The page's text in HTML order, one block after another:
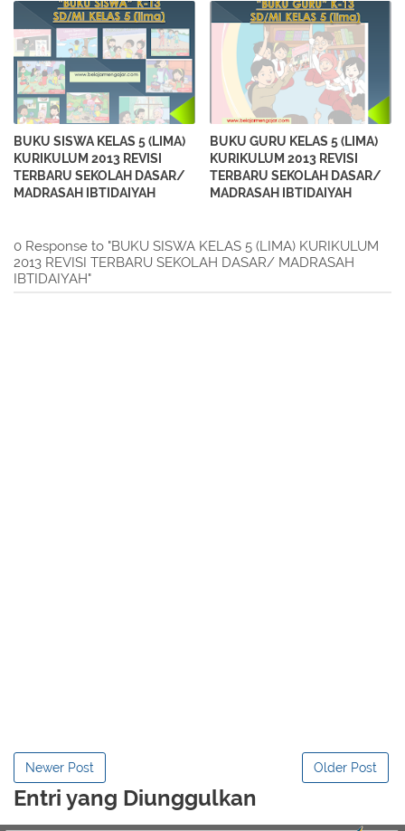
BUKU SISWA KELAS 5 (LIMA)
KURIKULUM 2013 REVISI
TERBARU SEKOLAH DASAR/
MADRASAH IBTIDAIYAH
BUKU GURU KELAS 5 (LIMA)
KURIKULUM 2013 REVISI
TERBARU SEKOLAH DASAR/
MADRASAH IBTIDAIYAH
0 Response to "BUKU SISWA KELAS 5 (LIMA) KURIKULUM
2013 REVISI TERBARU SEKOLAH DASAR/ MADRASAH
IBTIDAIYAH"
Newer Post Older Post
Entri yang Diunggulkan